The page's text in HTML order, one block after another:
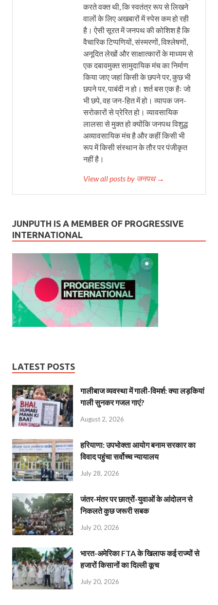
करते वक्त थी, कि स्वतंत्र रूप से लिखने
वालों के लिए अखबारों में स्पेस कम हो रही
है। ऐसी सूरत में जनपथ की कोशिश है कि
वैचारिक टिप्पणियों, संस्मरणों, विश्लेषणों,
अनूदित लेखों और साक्षात्कारों के माध्यम से
एक दबावमुक्त सामुदायिक मंच का निर्माण
किया जाए जहां किसी के छपने पर, कुछ भी
छपने पर, पाबंदी न हो। शर्त बस एक हैः जो
भी छपे, वह जन-हित में हो। व्यापक जन-
सरोकारों से प्रेरित हो। व्यावसायिक
लालसा से मुक्त हो क्योंकि जनपथ विशुद्ध
अव्यावसायिक मंच है और कहीं किसी भी
रूप में किसी संस्थान के तौर पर पंजीकृत
नहीं है।
View all posts by जनपथ →
JUNPUTH IS A MEMBER OF PROGRESSIVE
INTERNATIONAL
LATEST POSTS
गालीबाज व्‍यवस्‍था में गाली-विमर्श: क्या लड़कियां
गाली सुनकर गजल गाएं?
August 2, 2026
हरियाणा: उपभोक्ता आयोग बनाम सरकार का
विवाद पहुंचा सर्वोच्च न्यायालय
July 28, 2026
जंतर-मंतर पर छात्रों-युवाओं के आंदोलन से
निकलते कुछ जरूरी सबक
July 20, 2026
भारत-अमेरिका FTA के खिलाफ कई राज्यों से
हजारों किसानों का दिल्ली कूच
July 20, 2026